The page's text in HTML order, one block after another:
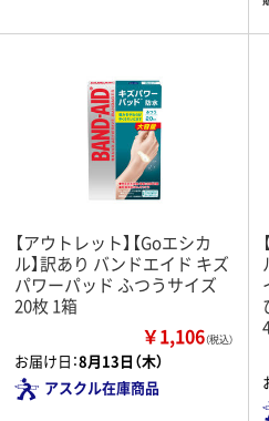
【アウトレット】【Goエシカ
ル】訳あり バンドエイド キズ
パワーパッド ふつうサイズ
20枚 1箱
￥1,106（税込）
お届け日：8月13日（木）
アスクル在庫商品